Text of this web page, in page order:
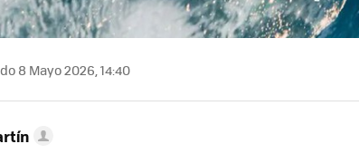
8 Mayo 2026, 14:40